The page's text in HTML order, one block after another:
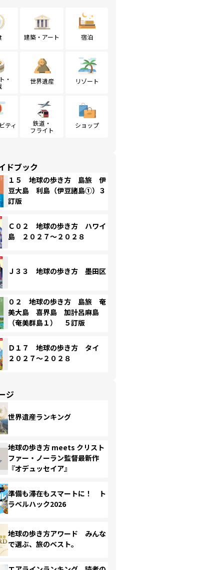
建築・アート 宿泊
・
世界遺産 リゾート
ティ
鉄道・
フライト
ショップ
ドブック
１５ 地球の歩き方 島旅 伊
豆大島 利島（伊豆諸島①）３
訂版
Ｃ０２ 地球の歩き方 ハワイ
島 ２０２７～２０２８
Ｊ３３ 地球の歩き方 墨田区
０２ 地球の歩き方 島旅 奄
美大島 喜界島 加計呂麻島
（奄美群島１） ５訂版
Ｄ１７ 地球の歩き方 タイ
２０２７～２０２８
ジ
世界遺産ランキング
地球の歩き方 meets クリスト
ファー・ノーラン監督最新作
『オデュッセイア』
準備も滞在もスマートに！ ト
ラベルハック2026
地球の歩き方アワード みんな
で選ぶ、旅のベスト。